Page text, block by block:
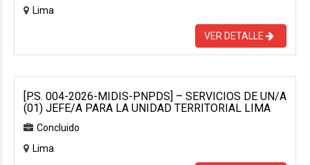
Lima
VER DETALLE
[P.S. 004-2026-MIDIS-PNPDS] – SERVICIOS DE UN/A
(01) JEFE/A PARA LA UNIDAD TERRITORIAL LIMA
Concluido
Lima